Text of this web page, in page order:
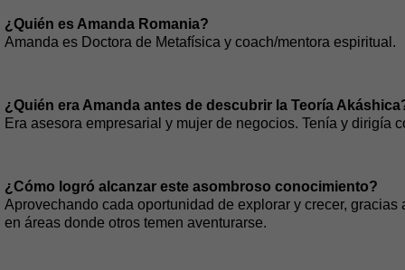
¿Quién es Amanda Romania?
Amanda es Doctora de Metafísica y coach/mentora espiritual.
¿Quién era Amanda antes de descubrir la Teoría
Era asesora empresarial y mujer de negocios. Tenía y dirigía
¿Cómo logró alcanzar este asombroso conocimiento?
Aprovechando cada oportunidad de explorar y crecer,
en áreas donde otros temen aventurarse.